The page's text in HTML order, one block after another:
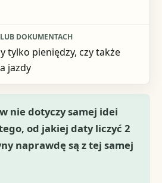
tylko pieniędzy, czy także
jazdy
nie dotyczy samej idei
od jakiej daty liczyć 2
naprawdę są z tej samej